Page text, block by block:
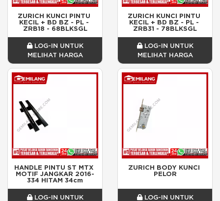
ZURICH KUNCI PINTU
KECIL + BD BZ - PL -
ZRB18 - 68BLKSGL
LOG-IN UNTUK
MELIHAT HARGA
ZURICH KUNCI PINTU
KECIL + BD BZ - PL -
ZRB31 - 78BLKSGL
LOG-IN UNTUK
MELIHAT HARGA
HANDLE PINTU ST MTX
MOTIF JANGKAR 2016-
334 HITAM 34cm
LOG-IN UNTUK
ZURICH BODY KUNCI
PELOR
LOG-IN UNTUK